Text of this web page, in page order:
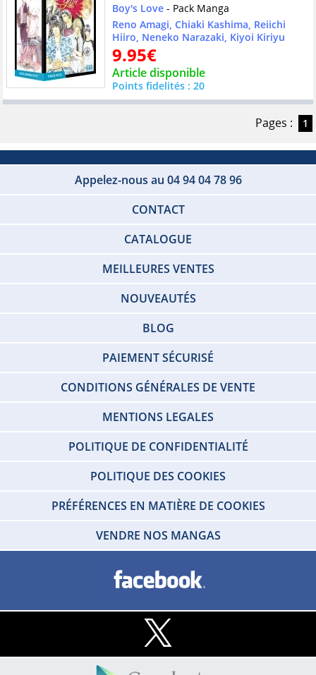
Boy's Love- Pack Manga
Reno Amagi, Chiaki Kashima, Reiichi
Hiiro, Neneko Narazaki, Kiyoi Kiriyu
9.95€
Article disponible
Points fidelités : 20
Pages : 1
Appelez-nous au 04 94 04 78 96
CONTACT
CATALOGUE
MEILLEURES VENTES
NOUVEAUTÉS
BLOG
PAIEMENT SÉCURISÉ
CONDITIONS GÉNÉRALES DE VENTE
MENTIONS LEGALES
POLITIQUE DE CONFIDENTIALITÉ
POLITIQUE DES COOKIES
PRÉFÉRENCES EN MATIÈRE DE COOKIES
VENDRE NOS MANGAS